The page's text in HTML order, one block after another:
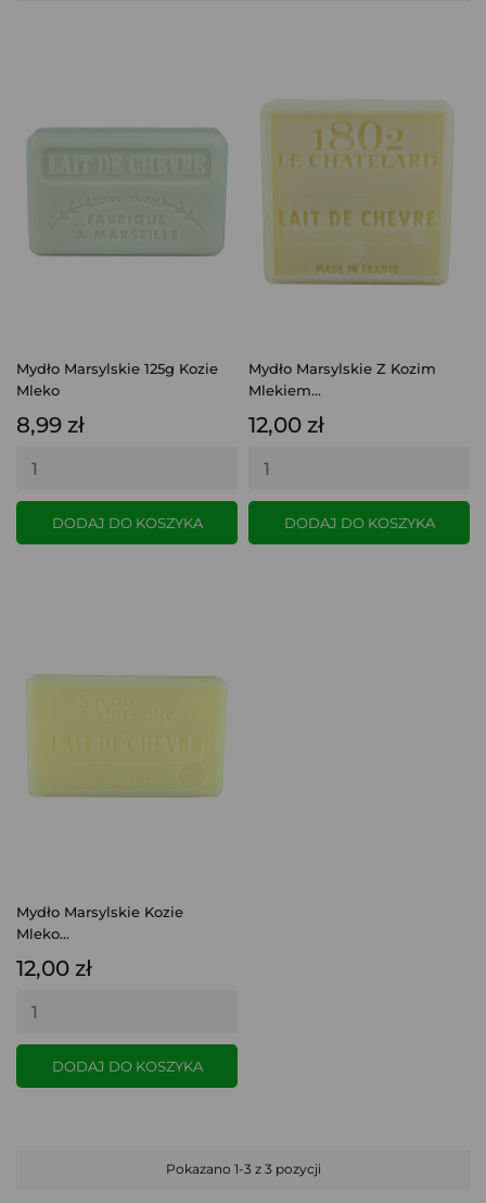
Mydło Marsylskie 125g Kozie
Mleko
8,99 zł
DODAJ DO KOSZYKA
Mydło Marsylskie Z Kozim
Mlekiem...
12,00 zł
DODAJ DO KOSZYKA
Mydło Marsylskie Kozie
Mleko...
12,00 zł
DODAJ DO KOSZYKA
Pokazano 1-3 z 3 pozycji